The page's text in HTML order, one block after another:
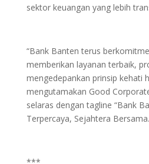
sektor keuangan yang lebih
“Bank Banten terus
memberikan layanan terbaik,
mengedepankan prinsip kehati
mengutamakan Good
selaras dengan tagline “Bank
Terpercaya, Sejahtera
***